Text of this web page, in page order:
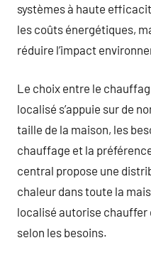
systèmes à haute
les coûts énergétiques,
réduire l’impact
Le choix entre le
localisé s’appuie sur de
taille de la maison, les
chauffage et la
central propose une
chaleur dans toute la
localisé autorise
selon les besoins.